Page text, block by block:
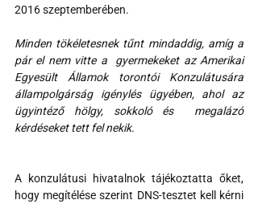
2016 szeptemberében.
Minden tökéletesnek tűnt mindaddig, amíg a
pár el nem vitte a  gyermekeket az Amerikai
Egyesült Államok torontói Konzulátusára
állampolgárság igénylés ügyében, ahol az
ügyintéző hölgy, sokkoló és  megalázó
kérdéseket tett fel nekik.
A konzulátusi hivatalnok tájékoztatta őket,
hogy megítélése szerint DNS-tesztet kell kérni